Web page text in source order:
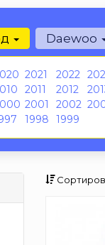
2021 2022
2011 2012
2001 2002
1998 1999
Daewoo